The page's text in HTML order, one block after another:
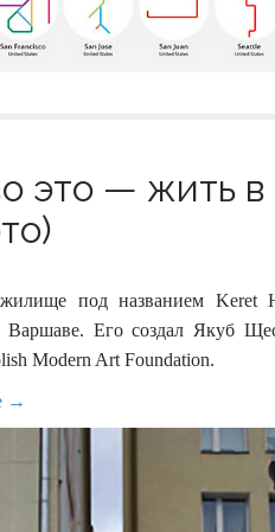
это — жить
под названием Keret
Варшаве. Его создал Якуб
Modern Art Foundation.
→